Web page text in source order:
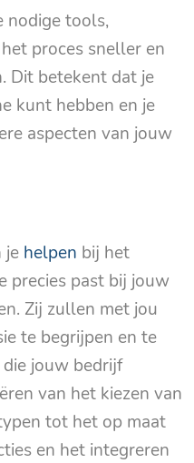
nodige tools,
proces sneller en
Dit betekent dat je
kunt hebben en je
aspecten van jouw
je helpen bij het
precies past bij jouw
Zij zullen met jou
te begrijpen en te
jouw bedrijf
van het kiezen van
tot het op maat
en het integreren